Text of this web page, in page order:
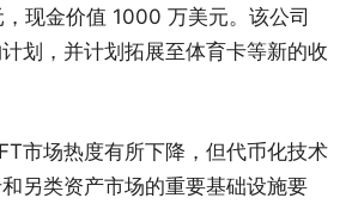
现金价值 1000 万美元。该公司
划，并计划拓展至体育卡等新的收
市场热度有所下降，但代币化技术
另类资产市场的重要基础设施要